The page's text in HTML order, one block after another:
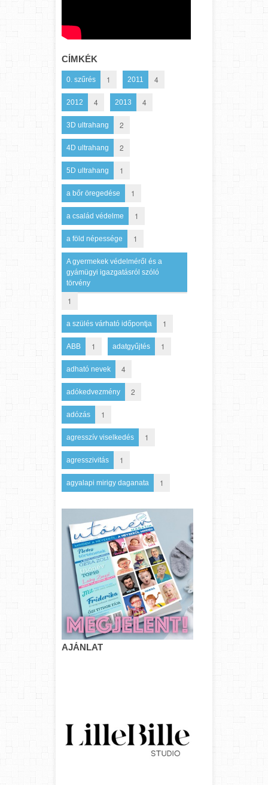
CÍMKÉK
0. szűrés 1 2011 4
2012 4 2013 4
3D ultrahang 2
4D ultrahang 2
5D ultrahang 1
a bőr öregedése 1
a család védelme 1
a föld népessége 1
A gyermekek védelméről és a
gyámügyi igazgatásról szóló
törvény
1
a szülés várható időpontja 1
ABB 1 adatgyűjtés 1
adható nevek 4
adókedvezmény 2
adózás 1
agresszív viselkedés 1
agresszivitás 1
agyalapi mirigy daganata 1
AJÁNLAT